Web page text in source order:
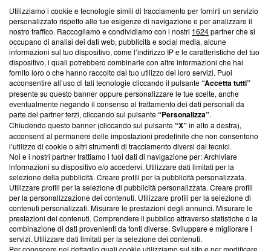
Questa sezione offre informazioni trasparenti su Blasting
News, sui nostri processi editoriali e su come ci impegniamo a
creare news di qualità. Inoltre, afferma la nostra aderenza a
‘Trust Project - News with Integrity’Blasting News non è
ancora membro del programma, ma ha richiesto di farne
parte; Trust Project non ha ancora effettuato una verifica di
conformità agli standard.
Su di noi
Team editoriale
Corporate
Redazione
Informativa Privacy
Cookie Policy
Blasting SA, IDI CHE-247.845.224, Via Carlo Frasca, 3 - 6900
Utilizziamo i cookie e tecnologie simili di tracciamento per fornirti un servizio
personalizzato rispetto alle tue esigenze di navigazione e per analizzare il
nostro traffico. Raccogliamo e condividiamo con i nostri 1624partner che si
occupano di analisi dei dati web, pubblicità e social media, alcune
informazioni sul tuo dispositivo, come l’indirizzo IP e le caratteristiche del tuo
dispositivo, i quali potrebbero combinarle con altre informazioni che hai
fornito loro o che hanno raccolto dal tuo utilizzo dei loro servizi. Puoi
acconsentire all’uso di tali tecnologie cliccando il pulsante“Accetta tutti”
presente su questo banner oppure personalizzare le tue scelte, anche
eventualmente negando il consenso al trattamento dei dati personali da
parte dei partner terzi, cliccando sul pulsante“Personalizza”.
Chiudendo questo banner (cliccando sul pulsante“X”in alto a destra),
acconsenti al permanere delle impostazioni predefinite che non consentono
l’utilizzo di cookie o altri strumenti di tracciamento diversi dai tecnici.
Noi e i nostri partner trattiamo i tuoi dati di navigazione per: Archiviare
informazioni su dispositivo e/o accedervi. Utilizzare dati limitati per la
selezione della pubblicità. Creare profili per la pubblicità personalizzata.
Utilizzare profili per la selezione di pubblicità personalizzata. Creare profili
per la personalizzazione dei contenuti. Utilizzare profili per la selezione di
contenuti personalizzati. Misurare le prestazioni degli annunci. Misurare le
prestazioni dei contenuti. Comprendere il pubblico attraverso statistiche o la
combinazione di dati provenienti da fonti diverse. Sviluppare e migliorare i
servizi. Utilizzare dati limitati per la selezione dei contenuti.
Per conoscere nel dettaglio quali cookie utilizziamo sul sito e per modificare,